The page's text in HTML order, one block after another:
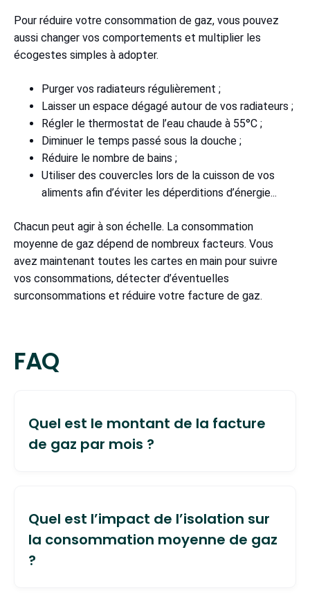
Pour réduire votre consommation de gaz, vous pouvez
aussi changer vos comportements et multiplier les
écogestes simples à adopter.
Purger vos radiateurs régulièrement ;
Laisser un espace dégagé autour de vos radiateurs ;
Régler le thermostat de l’eau chaude à 55°C ;
Diminuer le temps passé sous la douche ;
Réduire le nombre de bains ;
Utiliser des couvercles lors de la cuisson de vos
aliments afin d’éviter les déperditions d’énergie...
Chacun peut agir à son échelle. La consommation
moyenne de gaz dépend de nombreux facteurs. Vous
avez maintenant toutes les cartes en main pour suivre
vos consommations, détecter d’éventuelles
surconsommations et réduire votre facture de gaz.
FAQ
Quel est le montant de la facture
de gaz par mois ?
dépend de deux principaux éléments : la
consommation du foyer et le tarif proposé par le
fournisseur de gaz. Exemple : si vous
consommez 14 000 kWh de gaz pour le
Quel est l’impact de l’isolation sur
la consommation moyenne de gaz
?